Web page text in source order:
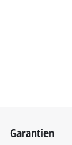
Garantien